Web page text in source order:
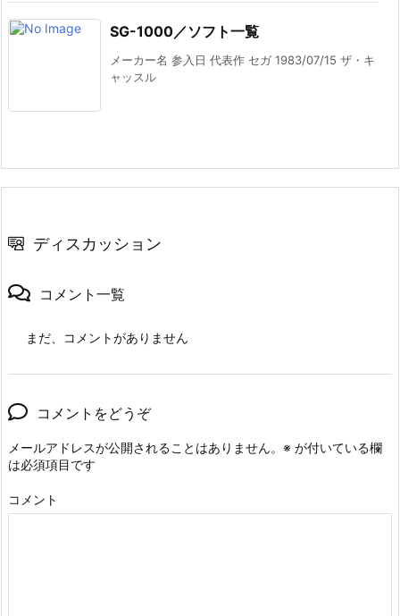
SG-1000／ソフト一覧
メーカー名 参入日 代表作 セガ 1983/07/15 ザ・キ
ャッスル
ディスカッション
コメント一覧
まだ、コメントがありません
コメントをどうぞ
メールアドレスが公開されることはありません。 ※ が付いている欄
は必須項目です
コメント